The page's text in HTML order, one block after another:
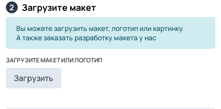
2 Загрузите макет
Вы можете загрузить макет, логотип или картинку
А также заказать разработку макета у нас
ЗАГРУЗИТЕ МАКЕТ ИЛИ ЛОГОТИП
Загрузить